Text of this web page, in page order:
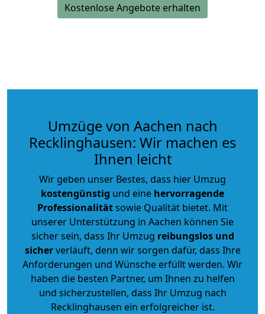
Kostenlose Angebote erhalten
Umzüge von Aachen nach
Recklinghausen: Wir machen es
Ihnen leicht
Wir geben unser Bestes, dass hier Umzug
kostengünstig und eine hervorragende
Professionalitätsowie Qualität bietet. Mit
unserer Unterstützung in Aachen können Sie
sicher sein, dass Ihr Umzug reibungslos und
sicherverläuft, denn wir sorgen dafür, dass Ihre
Anforderungen und Wünsche erfüllt werden. Wir
haben die besten Partner, um Ihnen zu helfen
und sicherzustellen, dass Ihr Umzug nach
Recklinghausen ein erfolgreicher ist.